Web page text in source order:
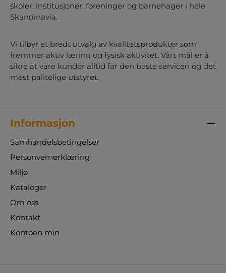
skoler, institusjoner, foreninger og barnehager i hele
Skandinavia.
Vi tilbyr et bredt utvalg av kvalitetsprodukter som
fremmer aktiv læring og fysisk aktivitet. Vårt mål er å
sikre at våre kunder alltid får den beste servicen og det
mest pålitelige utstyret.
Informasjon
Samhandelsbetingelser
Personvernerklæring
Miljø
Kataloger
Om oss
Kontakt
Kontoen min